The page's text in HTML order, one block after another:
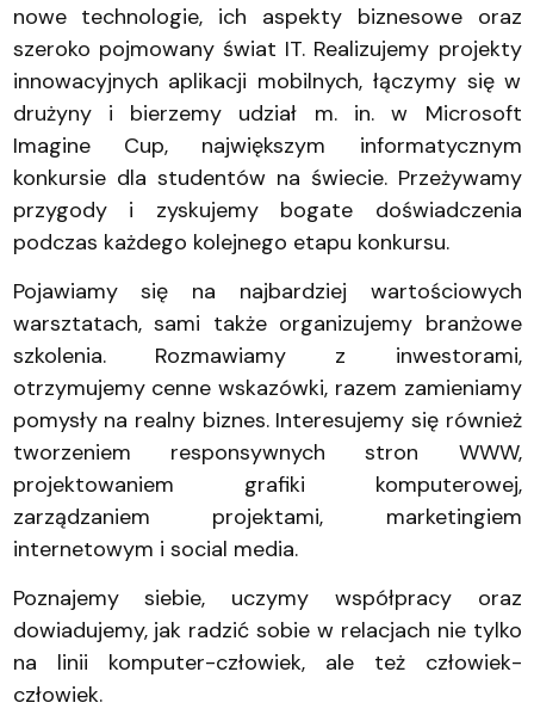
nowe technologie, ich aspekty biznesowe oraz
szeroko pojmowany świat IT. Realizujemy projekty
innowacyjnych aplikacji mobilnych, łączymy się w
drużyny i bierzemy udział m. in. w Microsoft
Imagine Cup, największym informatycznym
konkursie dla studentów na świecie. Przeżywamy
przygody i zyskujemy bogate doświadczenia
podczas każdego kolejnego etapu konkursu.
Pojawiamy się na najbardziej wartościowych
warsztatach, sami także organizujemy branżowe
szkolenia. Rozmawiamy z inwestorami,
otrzymujemy cenne wskazówki, razem zamieniamy
pomysły na realny biznes. Interesujemy się również
tworzeniem responsywnych stron WWW,
projektowaniem grafiki komputerowej,
zarządzaniem projektami, marketingiem
internetowym i social media.
Poznajemy siebie, uczymy współpracy oraz
dowiadujemy, jak radzić sobie w relacjach nie tylko
na linii komputer-człowiek, ale też człowiek-
człowiek.